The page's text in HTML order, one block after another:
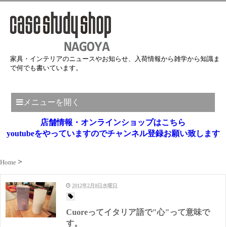
家具・インテリアのニュースやお知らせ、入荷情報から雑学から知識ま
で何でも書いています。
メニューを開く
店舗情報・オンラインショップはこちら
youtubeをやっていますのでチャンネル登録お願い致します
Home
2012年2月8日水曜日
Cuoreってイタリア語で"心"って意味で
す。